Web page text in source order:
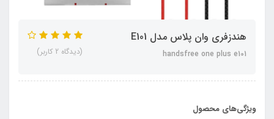
هندزفری وان پلاس مدل E101
handsfree one plus e101 (دیدگاه 2 کاربر)
ویژگی‌های محصول